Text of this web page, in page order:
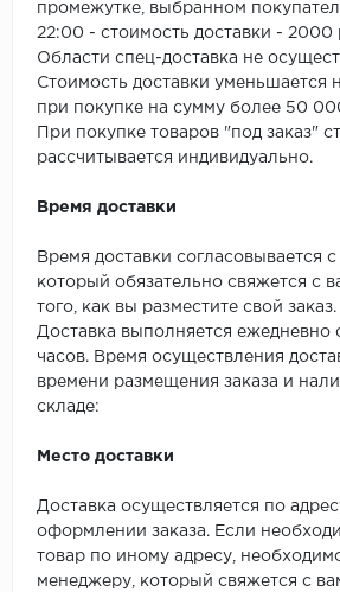
промежутке, выбранном
22:00 - стоимость доставки - 2000
Области спец-доставка не
Стоимость доставки уменьшается
при покупке на сумму более 50
При покупке товаров "под заказ"
рассчитывается индивидуально.
Время доставки
Время доставки согласовывается
который обязательно свяжется с
того, как вы разместите свой заказ.
Доставка выполняется ежедневно
часов. Время осуществления
времени размещения заказа и
складе:
Место доставки
Доставка осуществляется по
оформлении заказа. Если
товар по иному адресу,
менеджеру, который свяжется с